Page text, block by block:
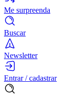
Me surpreenda
Buscar
Newsletter
Entrar / cadastrar